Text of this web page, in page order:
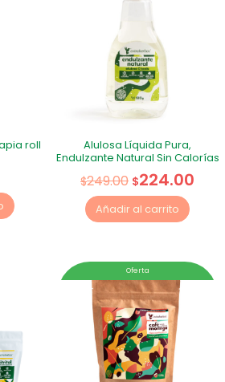
roll
Alulosa Líquida Pura,
Endulzante Natural Sin Calorías
$249.00 $224.00
Añadir al carrito
Oferta